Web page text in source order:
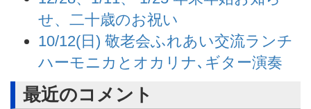
せ、二十歳のお祝い
10/12(日) 敬老会ふれあい交流ランチ
ハーモニカとオカリナ､ギター演奏
最近のコメント